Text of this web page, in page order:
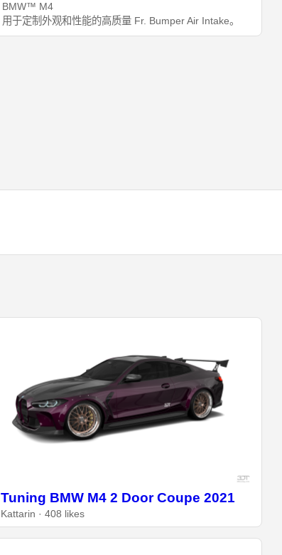
BMW™ M4
用于定制外观和性能的高质量 Fr. Bumper Air Intake。
Tuning BMW M4 2 Door Coupe 2021
Kattarin · 408 likes